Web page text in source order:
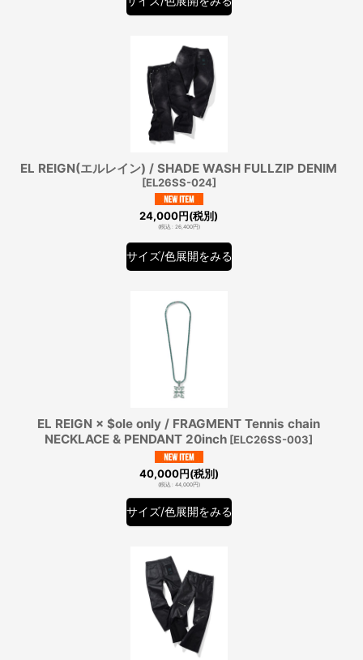
EL REIGN(エルレイン) / SHADE WASH FULLZIP DENIM
[EL26SS-024]
24,000円(税別)
(税込: 26,400円)
サイズ/色展開をみる
EL REIGN × $ole only / FRAGMENT Tennis chain
NECKLACE & PENDANT 20inch [ELC26SS-003]
40,000円(税別)
(税込: 44,000円)
サイズ/色展開をみる